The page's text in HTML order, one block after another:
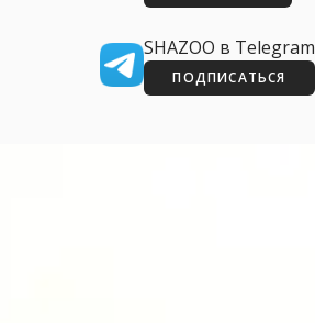
SHAZOO в Telegram
ПОДПИСАТЬСЯ